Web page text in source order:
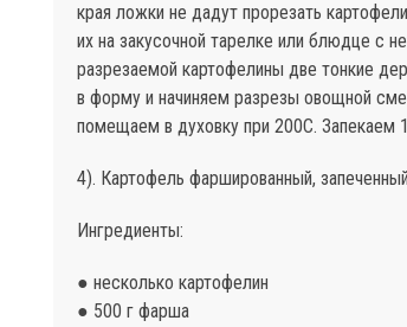
края ложки не дадут прорезать
их на закусочной тарелке или блюдце с
разрезаемой картофелины две тонкие
в форму и начиняем разрезы овощной
помещаем в духовку при 200С. Запекаем
4). Картофель фаршированный,
Ингредиенты:
● несколько картофелин
● 500 г фарша